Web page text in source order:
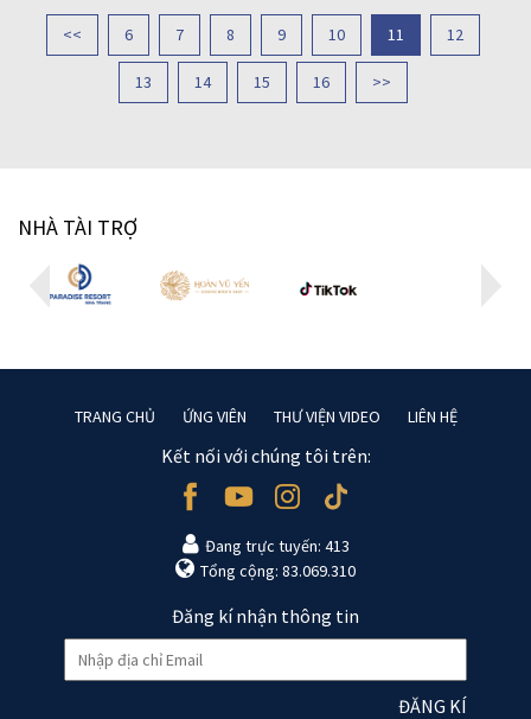
<< 6 7 8 9 10 11 12
13 14 15 16 >>
NHÀ TÀI TRỢ
TRANG CHỦ ỨNG VIÊN THƯ VIỆN VIDEO LIÊN HỆ
Kết nối với chúng tôi trên:
Đang trực tuyến: 413
Tổng cộng: 83.069.310
Đăng kí nhận thông tin
ĐĂNG KÍ